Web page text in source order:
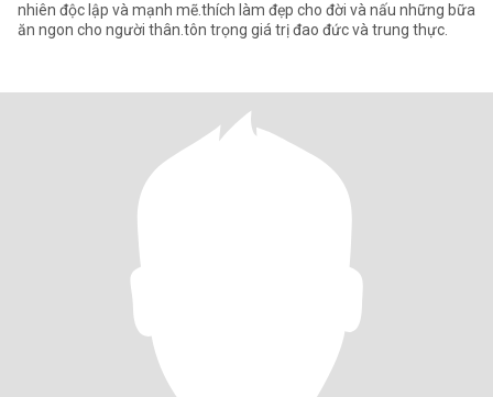
nhiên độc lập và mạnh mẽ.thích làm đẹp cho đời và nấu những bữa
ăn ngon cho người thân.tôn trọng giá trị đao đức và trung thực.